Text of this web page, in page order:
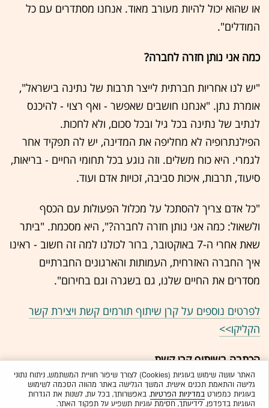
או שהוא יכול להיות מעורב מאוד. אנחנו מסתדרים עם כל
המודלים".
כמה אני נותן חזרה לחברה?
"יש לנו אחריות חברתית לייצר תרבות של נתינה בישראל",
אומרת נתן. "אנחנו חושבים שאפשר - ואף רצוי - להיכנס
לנתיב של נתינה בכל גיל ובכל סכום, ולא לחכות.
הפילנתרופיה לא מחליפה את המדינה, יש לה תפקיד אחר
לגמרי. היא כוח משלים. וזה נוגע בכל תחומי החיים - בריאות,
סיעוד, תרבות, איכות סביבה, זכויות אדם ועוד.
"כל אדם צריך להסתכל על מכלול הפעולות עם הכסף
ולשאול: כמה אני נותן חזרה לחברה?", היא מסכמת. "ביתר
שאת אחרי ה-7 באוקטובר, ברור לכולנו למה זה חשוב - ראינו
איך החברה האזרחית, העמותות והארגונים החברתיים
מסדרים את החיים שלנו, גם בשגרה וגם בחירום".
לפרטים נוספים על קרן שיתוף תורמים קשת ויצירת קשר
הקליקו>>
הכתבה בשיתוף קרן קשת
האתר עושה שימוש בעוגיות (Cookies) לצורך שיפור חוויית המשתמש, ניתוח נתוני
גלישה והתאמת תכנים אישית. המשך הגלישה באתר מהווה הסכמה לשימוש
בעוגיות כמפורטבמדיניות הפרטיות. באפשרותך, בכל עת, לשנות את הגדרות
העוגיות בדפדפן. לידיעתך, חסימת עוגיות תשפיע על תפקוד האתר.